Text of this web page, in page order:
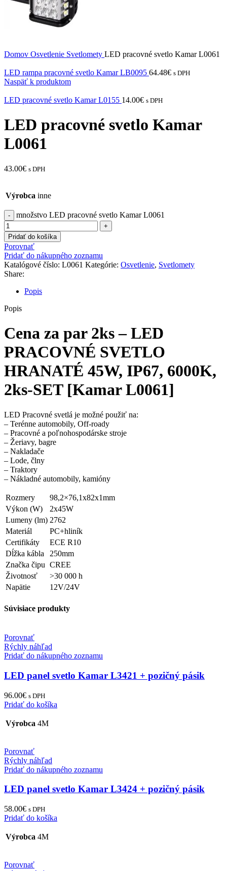
Domov Osvetlenie Svetlomety LED pracovné svetlo Kamar L0061
LED rampa pracovné svetlo Kamar LB0095 64.48€ s DPH
Naspäť k produktom
LED pracovné svetlo Kamar L0155 14.00€ s DPH
LED pracovné svetlo Kamar
L0061
43.00€ s DPH
Výrobca inne
množstvo LED pracovné svetlo Kamar L0061
Pridať do košíka
Porovnať
Pridať do nákupného zoznamu
Katalógové číslo: L0061 Kategórie: Osvetlenie, Svetlomety
Share:
Popis
Popis
Cena za par 2ks – LED
PRACOVNÉ SVETLO
HRANATÉ 45W, IP67, 6000K,
2ks-SET [Kamar L0061]
LED Pracovné svetlá je možné použiť na:
– Terénne automobily, Off-roady
– Pracovné a poľnohospodárske stroje
– Žeriavy, bagre
– Nakladače
– Lode, člny
– Traktory
– Nákladné automobily, kamióny
Rozmery
98,2×76,1x82x1mm
Výkon (W)
2x45W
Lumeny (lm) 2762
Materiál
PC+hliník
Certifikáty
ECE R10
Dĺžka kábla
250mm
Značka čipu CREE
Životnosť
>30 000 h
Napätie
12V/24V
Súvisiace produkty
Porovnať
Rýchly náhľad
Pridať do nákupného zoznamu
LED panel svetlo Kamar L3421 + pozičný pásik
96.00€ s DPH
Pridať do košíka
Výrobca 4M
Porovnať
Rýchly náhľad
Pridať do nákupného zoznamu
LED panel svetlo Kamar L3424 + pozičný pásik
58.00€ s DPH
Pridať do košíka
Výrobca 4M
Porovnať